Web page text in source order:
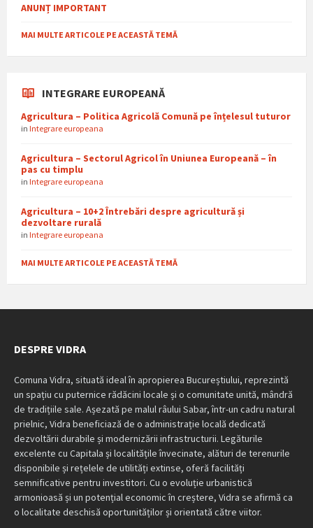
ANUNȚ IMPORTANT
MAI MULTE ARTICOLE PE ACEASTĂ TEMĂ
INTEGRARE EUROPEANĂ
Agricultura – Politica Agricolă Comună pe înțelesul tuturor
in Integrare europeana
Agricultura – Sectorul Agricol în Uniunea Europeană – în
pas cu timplu
in Integrare europeana
Agricultura – 10+2 Întrebări despre agricultură și
dezvoltare rurală
in Integrare europeana
MAI MULTE ARTICOLE PE ACEASTĂ TEMĂ
DESPRE VIDRA
Comuna Vidra, situată ideal în apropierea Bucureștiului, reprezintă
un spațiu cu puternice rădăcini locale și o comunitate unită, mândră
de tradițiile sale. Așezată pe malul râului Sabar, într-un cadru natural
prielnic, Vidra beneficiază de o administrație locală dedicată
dezvoltării durabile și modernizării infrastructurii. Legăturile
excelente cu Capitala și localitățile învecinate, alături de terenurile
disponibile și rețelele de utilități extinse, oferă facilități
semnificative pentru investitori. Cu o evoluție urbanistică
armonioasă și un potențial economic în creștere, Vidra se afirmă ca
o localitate deschisă oportunităților și orientată către viitor.